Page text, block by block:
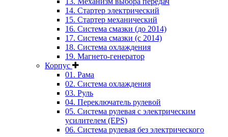
14. Стартер электрический
15. Стартер механический
16. Система смазки (до 2014)
17. Система смазки (с 2014)
18. Система охлаждения
19. Магнето-генератор
Корпус
01. Рама
02. Система охлаждения
03. Руль
04. Переключатель рулевой
05. Система рулевая с электрическим
усилителем (EPS)
06. Система рулевая без электрического